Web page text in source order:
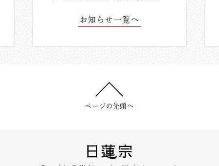
お知らせ一覧へ
ページの先頭へ